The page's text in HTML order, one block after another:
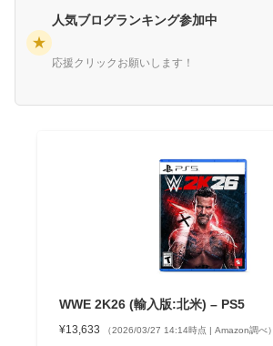
★
人気ブログランキング参加中
応援クリックお願いします！
WWE 2K26 (輸入版:北米) – PS5
¥13,633 （2026/03/27 14:14時点 | Amazon調べ）